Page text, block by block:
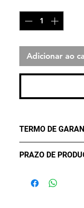
Adicionar ao
TERMO DE
Os Maier
lhe oferecer
critérios para uma
PRAZO DE
confirmação de